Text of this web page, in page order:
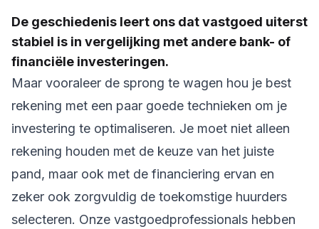
De geschiedenis leert ons dat vastgoed uiterst
stabiel is in vergelijking met andere bank- of
financiële investeringen.
Maar vooraleer de sprong te wagen hou je best
rekening met een paar goede technieken om je
investering te optimaliseren. Je moet niet alleen
rekening houden met de keuze van het juiste
pand, maar ook met de financiering ervan en
zeker ook zorgvuldig de toekomstige huurders
selecteren. Onze vastgoedprofessionals hebben